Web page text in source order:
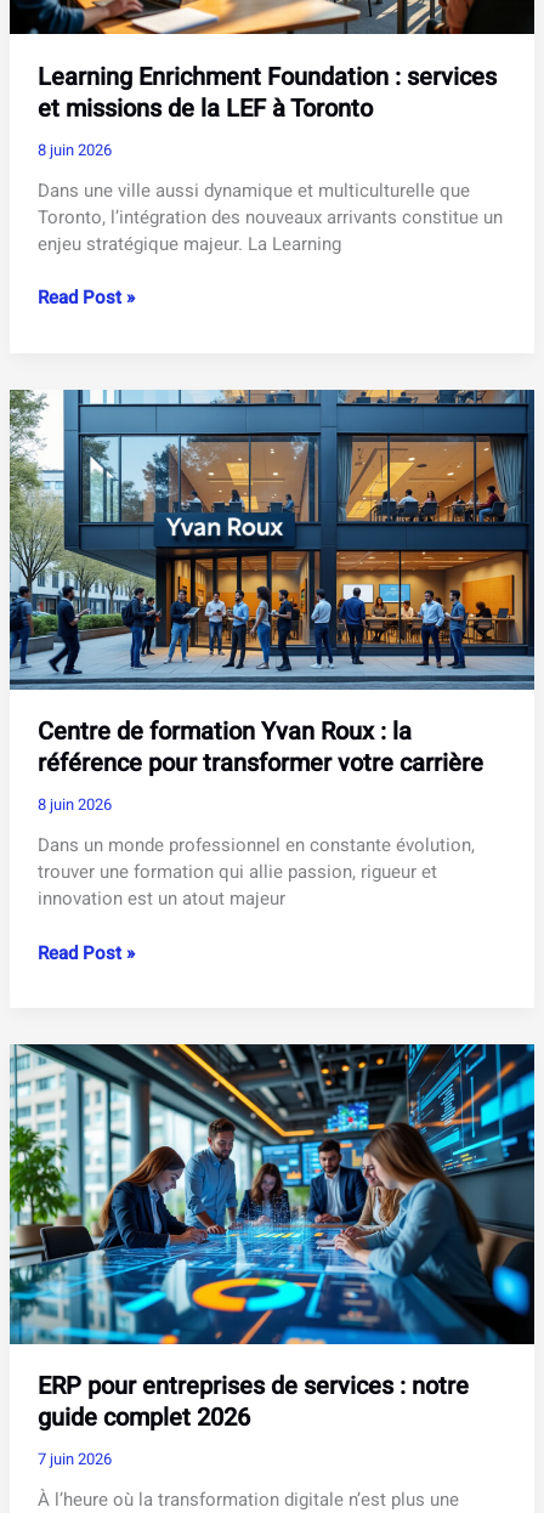
?
Learning Enrichment Foundation : services
et missions de la LEF à Toronto
8 juin 2026
Dans une ville aussi dynamique et multiculturelle que
Toronto, l’intégration des nouveaux arrivants constitue un
enjeu stratégique majeur. La Learning
Learning
services
et
missions
de
la
LEF
à
Toronto
Read Post »
Centre de formation Yvan Roux : la
référence pour transformer votre carrière
8 juin 2026
Dans un monde professionnel en constante évolution,
trouver une formation qui allie passion, rigueur et
innovation est un atout majeur
Centre
Roux
:
la
référence
pour
transformer
votre
carrière
Read Post »
ERP pour entreprises de services : notre
guide complet 2026
7 juin 2026
À l’heure où la transformation digitale n’est plus une